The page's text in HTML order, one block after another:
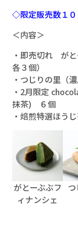
◇限定販売数１
＜内容＞
・即売切れ が
各３個）
・つじりの里（
・2月限定
抹茶) ６個
・焙煎特選ほう
がとーぶぶフ
ィナンシェ